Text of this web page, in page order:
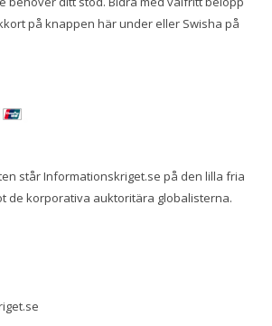
på knappen här under eller Swisha på
står Informationskriget.se på den lilla fria
de korporativa auktoritära globalisterna.